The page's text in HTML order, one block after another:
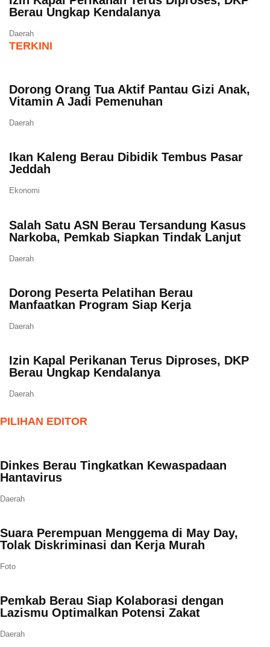
Berau Ungkap Kendalanya
Daerah
TERKINI
Dorong Orang Tua Aktif Pantau Gizi Anak,
Vitamin A Jadi Pemenuhan
Daerah
Ikan Kaleng Berau Dibidik Tembus Pasar
Jeddah
Ekonomi
Salah Satu ASN Berau Tersandung Kasus
Narkoba, Pemkab Siapkan Tindak Lanjut
Daerah
Dorong Peserta Pelatihan Berau
Manfaatkan Program Siap Kerja
Daerah
Izin Kapal Perikanan Terus Diproses, DKP
Berau Ungkap Kendalanya
Daerah
PILIHAN EDITOR
Dinkes Berau Tingkatkan Kewaspadaan
Hantavirus
Daerah
Suara Perempuan Menggema di May Day,
Tolak Diskriminasi dan Kerja Murah
Foto
Pemkab Berau Siap Kolaborasi dengan
Lazismu Optimalkan Potensi Zakat
Daerah